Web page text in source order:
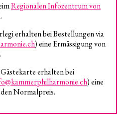
Regionalen Infozentrum von
erhalten bei Bestellungen via
) eine Ermässigung von
erhalten bei
) eine
Normalpreis.